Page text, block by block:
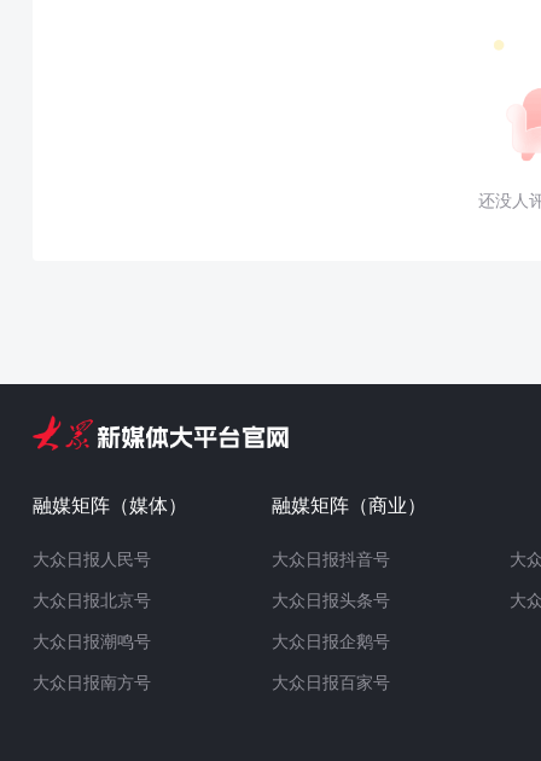
还没人
融媒矩阵（媒体）
大众日报人民号
大众日报北京号
大众日报潮鸣号
大众日报南方号
融媒矩阵（商业）
大众日报抖音号
大众日报头条号
大众日报企鹅号
大众日报百家号
大
大